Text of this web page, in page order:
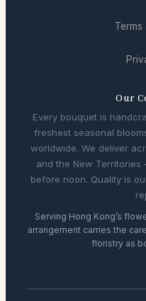
Terms
Our
Every bouquet is
freshest seasonal
worldwide. We deliver
and the New
before noon. Quality is
Serving Hong Kong’s
arrangement carries the
floristry as